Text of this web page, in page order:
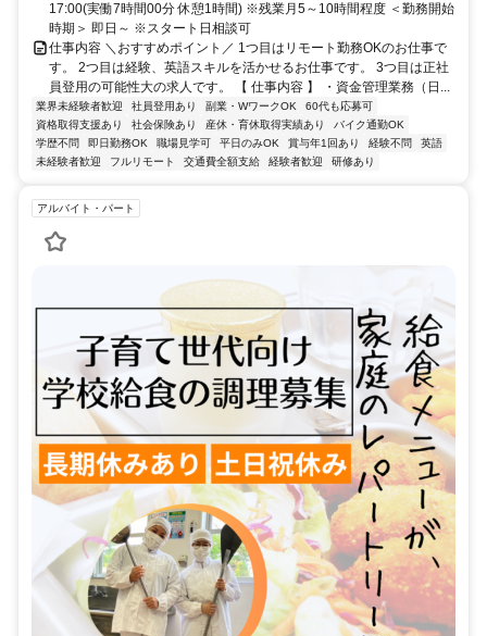
17:00(実働7時間00分 休憩1時間) ※残業月5～10時間程度 ＜勤務開始
時期＞ 即日～ ※スタート日相談可
仕事内容 ＼おすすめポイント／ 1つ目はリモート勤務OKのお仕事で
す。 2つ目は経験、英語スキルを活かせるお仕事です。 3つ目は正社
員登用の可能性大の求人です。 【 仕事内容 】 ・資金管理業務（日...
業界未経験者歓迎 社員登用あり 副業・WワークOK
60代も応募可
資格取得支援あり
社会保険あり 産休・育休取得実績あり
バイク通勤OK
学歴不問
即日勤務OK 職場見学可 平日のみOK 賞与年1回あり 経験不問
英語
未経験者歓迎
フルリモート 交通費全額支給 経験者歓迎 研修あり
アルバイト・パート